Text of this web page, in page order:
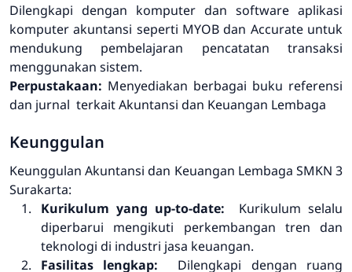
Dilengkapi dengan komputer dan software aplikasi
komputer akuntansi seperti MYOB dan Accurate untuk
mendukung pembelajaran pencatatan transaksi
menggunakan sistem.
Perpustakaan: Menyediakan berbagai buku referensi
dan jurnal terkait Akuntansi dan Keuangan Lembaga
Keunggulan
Keunggulan Akuntansi dan Keuangan Lembaga SMKN 3
Surakarta:
Kurikulum yang up-to-date:
Kurikulum selalu
diperbarui mengikuti perkembangan tren dan
teknologi di industri jasa keuangan.
Fasilitas lengkap:
Dilengkapi dengan ruang